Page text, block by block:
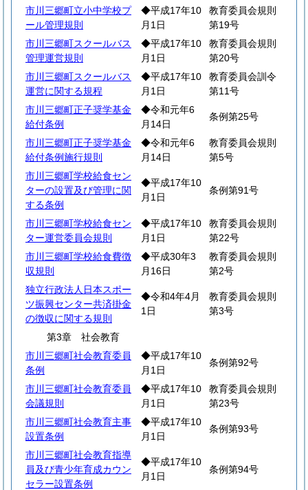
市川三郷町立小中学校プ
ール管理規則
◆平成17年10
月1日
教育委員会規則
第19号
市川三郷町スクールバス
管理運営規則
◆平成17年10
月1日
教育委員会規則
第20号
市川三郷町スクールバス
運営に関する規程
◆平成17年10
月1日
教育委員会訓令
第11号
市川三郷町正子奨学基金
給付条例
◆令和元年6
月14日
条例第25号
市川三郷町正子奨学基金
給付条例施行規則
◆令和元年6
月14日
教育委員会規則
第5号
市川三郷町学校給食セン
ターの設置及び管理に関
する条例
◆平成17年10
月1日
条例第91号
市川三郷町学校給食セン
ター運営委員会規則
◆平成17年10
月1日
教育委員会規則
第22号
市川三郷町学校給食費徴
収規則
◆平成30年3
月16日
教育委員会規則
第2号
独立行政法人日本スポー
ツ振興センター共済掛金
の徴収に関する規則
◆令和4年4月
1日
教育委員会規則
第3号
第3章 社会教育
市川三郷町社会教育委員
条例
◆平成17年10
月1日
条例第92号
市川三郷町社会教育委員
会議規則
◆平成17年10
月1日
教育委員会規則
第23号
市川三郷町社会教育主事
設置条例
◆平成17年10
月1日
条例第93号
市川三郷町社会教育指導
員及び青少年育成カウン
セラー設置条例
◆平成17年10
月1日
条例第94号